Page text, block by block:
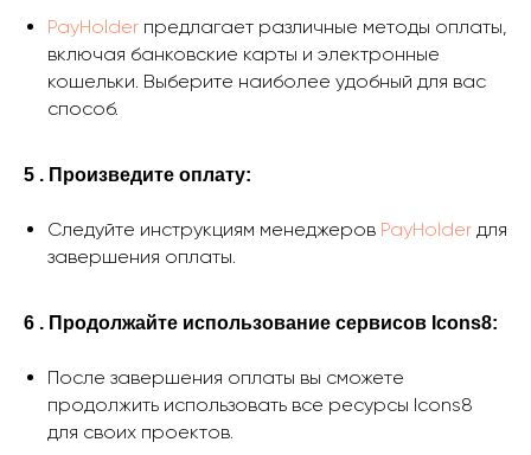
PayHolder предлагает различные методы оплаты,
включая банковские карты и электронные
кошельки. Выберите наиболее удобный для вас
способ.
5 . Произведите оплату:
Следуйте инструкциям менеджеров PayHolder для
завершения оплаты.
6 . Продолжайте использование сервисов Icons8:
После завершения оплаты вы сможете
продолжить использовать все ресурсы Icons8
для своих проектов.